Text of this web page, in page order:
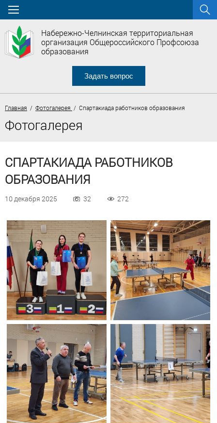
Набережно-Челнинская территориальная
организация Общероссийского Профсоюза
образования
Задать вопрос
Главная / Фотогалерея / Спартакиада работников образования
Фотогалерея
СПАРТАКИАДА РАБОТНИКОВ
ОБРАЗОВАНИЯ
10 декабря 2025 32 272